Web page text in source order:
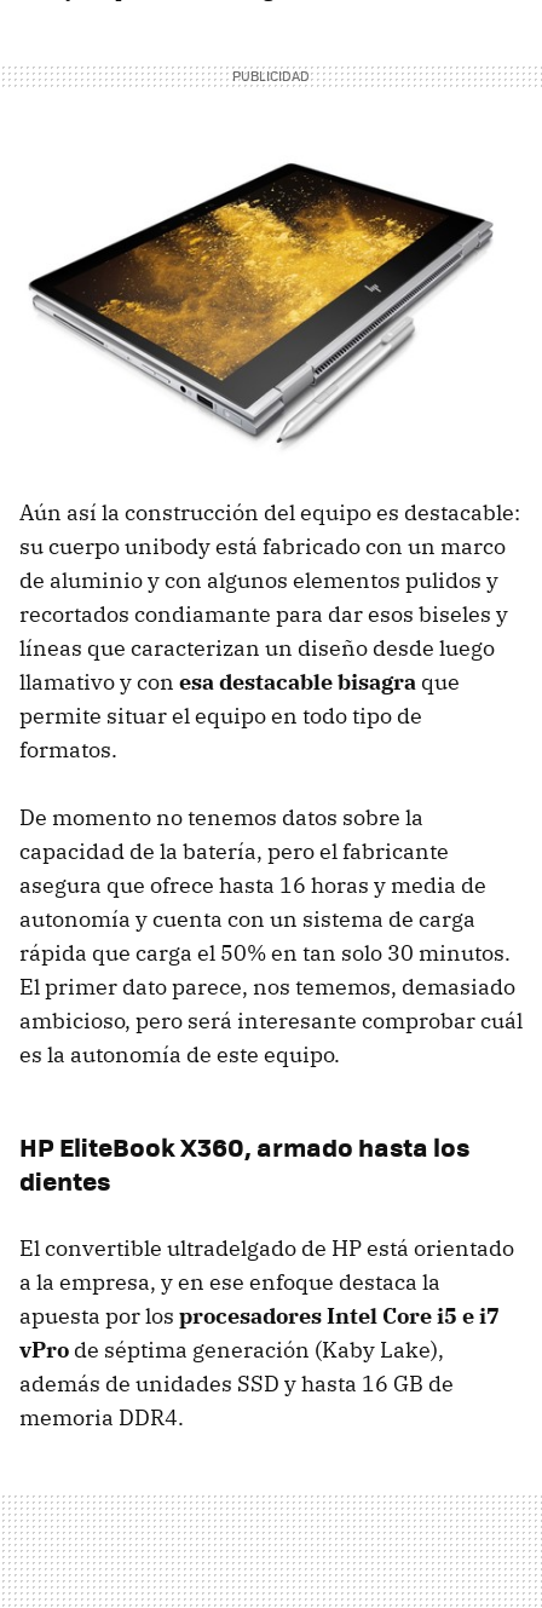
Aún así la construcción del equipo es destacable:
su cuerpo unibody está fabricado con un marco
de aluminio y con algunos elementos pulidos y
recortados condiamante para dar esos biseles y
líneas que caracterizan un diseño desde luego
llamativo y con esa destacable bisagra que
permite situar el equipo en todo tipo de
formatos.
De momento no tenemos datos sobre la
capacidad de la batería, pero el fabricante
asegura que ofrece hasta 16 horas y media de
autonomía y cuenta con un sistema de carga
rápida que carga el 50% en tan solo 30 minutos.
El primer dato parece, nos tememos, demasiado
ambicioso, pero será interesante comprobar cuál
es la autonomía de este equipo.
HP EliteBook X360, armado hasta los
dientes
El convertible ultradelgado de HP está orientado
a la empresa, y en ese enfoque destaca la
apuesta por los procesadores Intel Core i5 e i7
vPro de séptima generación (Kaby Lake),
además de unidades SSD y hasta 16 GB de
memoria DDR4.